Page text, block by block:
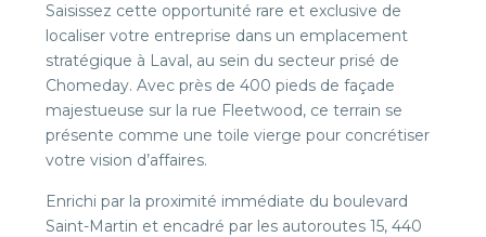
Saisissez cette opportunité rare et exclusive de
localiser votre entreprise dans un emplacement
stratégique à Laval, au sein du secteur prisé de
Chomeday. Avec près de 400 pieds de façade
majestueuse sur la rue Fleetwood, ce terrain se
présente comme une toile vierge pour concrétiser
votre vision d’affaires.
Enrichi par la proximité immédiate du boulevard
Saint-Martin et encadré par les autoroutes 15, 440